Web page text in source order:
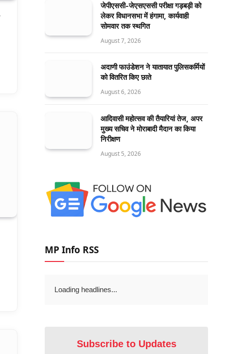
जेपीएससी-जेएसएससी परीक्षा गड़बड़ी को
लेकर विधानसभा में हंगामा, कार्यवाही
सोमवार तक स्थगित
August 7, 2026
अदाणी फाउंडेशन ने यातायात पुलिसकर्मियों
को वितरित किए छाते
August 6, 2026
आदिवासी महोत्सव की तैयारियां तेज, अपर
मुख्य सचिव ने मोराबादी मैदान का किया
निरीक्षण
August 5, 2026
MP Info RSS
Loading headlines...
Subscribe to Updates